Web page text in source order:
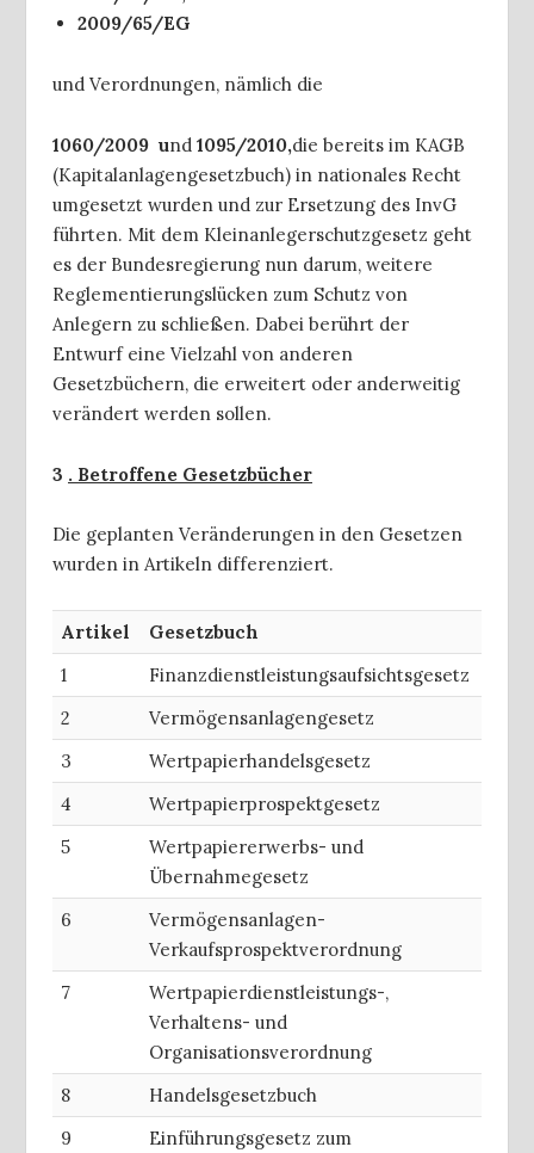
2009/65/EG
und Verordnungen, nämlich die
1060/2009 und 1095/2010,die bereits im KAGB
(Kapitalanlagengesetzbuch) in nationales Recht
umgesetzt wurden und zur Ersetzung des InvG
führten. Mit dem Kleinanlegerschutzgesetz geht
es der Bundesregierung nun darum, weitere
Reglementierungslücken zum Schutz von
Anlegern zu schließen. Dabei berührt der
Entwurf eine Vielzahl von anderen
Gesetzbüchern, die erweitert oder anderweitig
verändert werden sollen.
3 . Betroffene Gesetzbücher
Die geplanten Veränderungen in den Gesetzen
wurden in Artikeln differenziert.
Artikel
Gesetzbuch
1
Finanzdienstleistungsaufsichtsgesetz
2
Vermögensanlagengesetz
3
Wertpapierhandelsgesetz
4
Wertpapierprospektgesetz
5
Wertpapiererwerbs- und
Übernahmegesetz
6
Vermögensanlagen-
Verkaufsprospektverordnung
7
Wertpapierdienstleistungs-,
Verhaltens- und
Organisationsverordnung
8
Handelsgesetzbuch
9
Einführungsgesetz zum